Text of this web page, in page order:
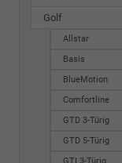
Golf
Allstar
Basis
BlueMotion
Comfortline
GTD 3-Türig
GTD 5-Türig